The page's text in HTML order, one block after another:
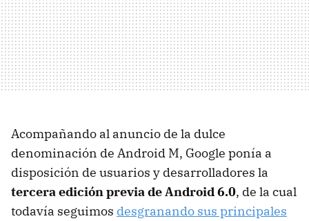
Acompañando al anuncio de la dulce
denominación de Android M, Google ponía a
disposición de usuarios y desarrolladores la
tercera edición previa de Android 6.0, de la cual
todavía seguimos desgranando sus principales